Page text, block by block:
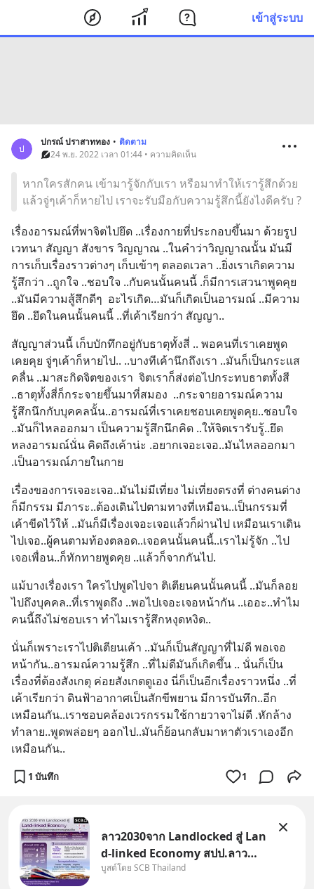
เข้าสู่ระบบ
ป
ปกรณ์ ปราสาททอง • ติดตาม
24 พ.ย. 2022 เวลา 01:44 • ความคิดเห็น
หากใครสักคน เข้ามารู้จักกับเรา หรือมาทำให้เรารู้สึกด้วย
แล้วจู่ๆเค้าก็หายไป เราจะรับมือกับความรู้สึกนี้ยังไงดีครับ ?
เรื่องอารมณ์ที่พาจิตไปยึด ..เรื่องกายที่ประกอบขึ้นมา ด้วยรูป
เวทนา สัญญา สังขาร วิญญาณ ..ในคำว่าวิญญาณนั้น มันมี
การเก็บเรื่องราวต่างๆ เก็บเข้าๆ ตลอดเวลา ..ยิ่งเราเกิดความ
รู้สึกว่า ..ถูกใจ ..ชอบใจ ..กับคนนั้นคนนี้ .ก็มีการเสวนาพูดคุย
..มันมีความสู้สึกดีๆ  อะไรเกิด…มันก็เกิดเป็นอารมณ์ ..มีความ
ยึด ..ยึดในคนนั้นคนนี้ ..ที่เค้าเรียกว่า สัญญา..
สัญญาส่วนนี้ เก็บบักทึกอยู่กับธาตุทั้งสี่ .. พอคนที่เราเคยพูด
เคยคุย จู่ๆเค้าก็หายไป.. ..บางทีเค้านึกถึงเรา ..มันก็เป็นกระแส
คลื่น ..มาสะกิดจิตของเรา  จิตเราก็ส่งต่อไปกระทบธาตทั้งสี
..ธาตุทั้งสี่ก็กระจายขึ้นมาที่สมอง  ..กระจายอารมณ์ความ
รู้สึกนึกกับบุคคลนั้น..อารมณ์ที่เราเคยชอบเคยพูดคุย..ชอบใจ
..มันก็ไหลออกมา เป็นความรู้สึกนึกคิด ..ให้จิตเรารับรู้..ยึด
หลงอารมณ์นั่น คิดถึงเค้าน่ะ .อยากเจอะเจอ..มันไหลออกมา
.เป็นอารมณ์ภายในกาย
เรื่องของการเจอะเจอ..มันไม่มีเที่ยง ไม่เที่ยงตรงที่ ต่างคนต่าง
ก็มีกรรม มีภาระ..ต้องเดินไปตามทางที่เหมือน..เป็นกรรมที่
เค้าขีดไว้ให้ ..มันก็มีเรื่องเจอะเจอแล้วก็ผ่านไป เหมือนเราเดิน
ไปเจอ..ผู้คนตามท้องตลอด..เจอคนนั้นคนนี้..เราไม่รู้จัก ..ไป
เจอเพื่อน..ก็ทักทายพูดคุย ..แล้วก็จากกันไป.
แม้บางเรื่องเรา ใครไปพูดไปจา ติเตียนคนนั้นคนนี้ ..มันก็ลอย
ไปถึงบุคคล..ที่เราพูดถึง ..พอไปเจอะเจอหน้ากัน ..เออะ..ทำไม
คนนี้ถึงไม่ชอบเรา ทำไมเรารู้สึกหงุดหงิด..
นั่นก็เพราะเราไปติเตียนเค้า ..มันก็เป็นสัญญาที่ไม่ดี พอเจอ
หน้ากัน..อารมณ์ความรู้สึก ..ที่ไม่ดีมันก็เกิดขึ้น .. นั่นก็เป็น
เรื่องที่ต้องสังเกตุ ค่อยสังเกตดูเอง นี่ก็เป็นอีกเรื่องราวหนึ่ง ..ที่
เค้าเรียกว่า ดินฟ้าอากาศเป็นสักขีพยาน มีการบันทึก..อีก
เหมือนกัน..เราชอบคล้องเวรกรรมใช้กายวาจาไม่ดี .หักล้าง
ทำลาย..พูดพล่อยๆ ออกไป..มันก็ย้อนกลับมาหาตัวเราเองอีก
เหมือนกัน..
1 บันทึก 1
ลาว2030จาก Landlocked สู่ Lan
d-linked Economy สปป.ลาว
กำลังเปลี่ยนบทบาทจาก “ประเทศ
บูสต์โดย SCB Thailand